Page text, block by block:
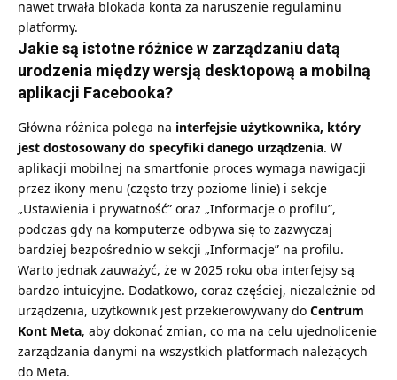
nawet trwała blokada konta za naruszenie regulaminu
platformy.
Jakie są istotne różnice w zarządzaniu datą
urodzenia między wersją desktopową a mobilną
aplikacji Facebooka?
Główna różnica polega na interfejsie użytkownika, który
jest dostosowany do specyfiki danego urządzenia. W
aplikacji mobilnej na smartfonie proces wymaga nawigacji
przez ikony menu (często trzy poziome linie) i sekcje
„Ustawienia i prywatność” oraz „Informacje o profilu”,
podczas gdy na komputerze odbywa się to zazwyczaj
bardziej bezpośrednio w sekcji „Informacje” na profilu.
Warto jednak zauważyć, że w 2025 roku oba interfejsy są
bardzo intuicyjne. Dodatkowo, coraz częściej, niezależnie od
urządzenia, użytkownik jest przekierowywany do Centrum
Kont Meta, aby dokonać zmian, co ma na celu ujednolicenie
zarządzania danymi na wszystkich platformach należących
do Meta.